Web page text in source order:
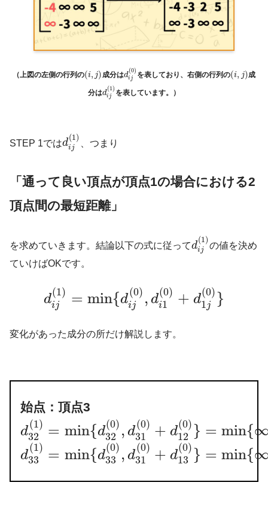
（上図の左側の行列の(i, j) 成分はd
(0)
i j を表しており、右側の行列の(i, j)成
分はd
(1)
i j を表しています。）
STEP 1ではd
(1)
ij 、つまり
「通って良い頂点が頂点1の場合における2
頂点間の最短距離」
を求めていきます。結論以下の式に従ってd
(1)
ij
の値を決め
ていけばOKです。
d
(1)
ij = min{d
(0)
ij , d
(0)
i1 + d
(0)
1j }
変化があった成分の所だけ解説します。
始点：頂点3
d
(1)
32
= min{d
(0)
32 , d
(0)
31
+ d
(0)
12 } = min{
d
(1)
33
= min{d
(0)
33 , d
(0)
31
+ d
(0)
13 } = min{